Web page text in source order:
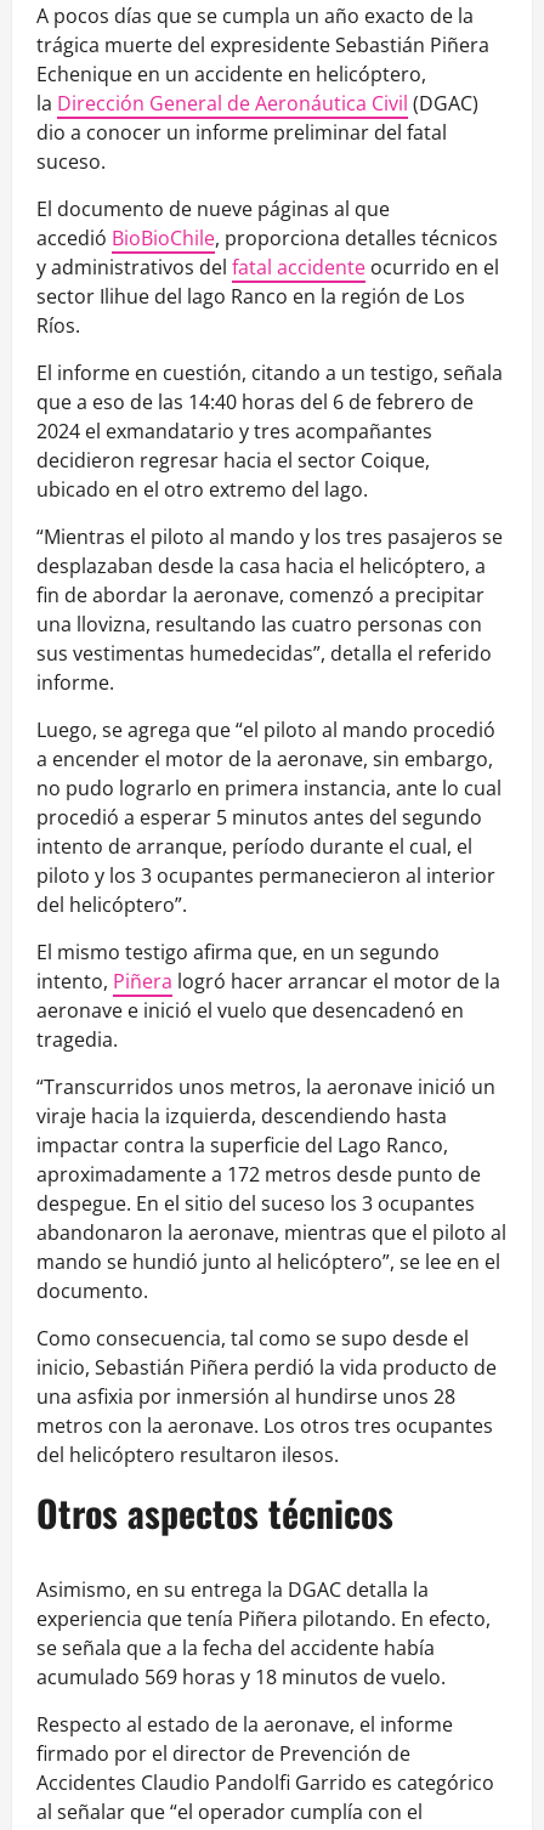
A pocos días que se cumpla un año exacto de la
trágica muerte del expresidente Sebastián Piñera
Echenique en un accidente en helicóptero,
la Dirección General de Aeronáutica Civil (DGAC)
dio a conocer un informe preliminar del fatal
suceso.
El documento de nueve páginas al que
accedió BioBioChile, proporciona detalles técnicos
y administrativos del fatal accidente ocurrido en el
sector Ilihue del lago Ranco en la región de Los
Ríos.
El informe en cuestión, citando a un testigo, señala
que a eso de las 14:40 horas del 6 de febrero de
2024 el exmandatario y tres acompañantes
decidieron regresar hacia el sector Coique,
ubicado en el otro extremo del lago.
“Mientras el piloto al mando y los tres pasajeros se
desplazaban desde la casa hacia el helicóptero, a
fin de abordar la aeronave, comenzó a precipitar
una llovizna, resultando las cuatro personas con
sus vestimentas humedecidas”, detalla el referido
informe.
Luego, se agrega que “el piloto al mando procedió
a encender el motor de la aeronave, sin embargo,
no pudo lograrlo en primera instancia, ante lo cual
procedió a esperar 5 minutos antes del segundo
intento de arranque, período durante el cual, el
piloto y los 3 ocupantes permanecieron al interior
del helicóptero”.
El mismo testigo afirma que, en un segundo
intento, Piñera logró hacer arrancar el motor de la
aeronave e inició el vuelo que desencadenó en
tragedia.
“Transcurridos unos metros, la aeronave inició un
viraje hacia la izquierda, descendiendo hasta
impactar contra la superficie del Lago Ranco,
aproximadamente a 172 metros desde punto de
despegue. En el sitio del suceso los 3 ocupantes
abandonaron la aeronave, mientras que el piloto al
mando se hundió junto al helicóptero”, se lee en el
documento.
Como consecuencia, tal como se supo desde el
inicio, Sebastián Piñera perdió la vida producto de
una asfixia por inmersión al hundirse unos 28
metros con la aeronave. Los otros tres ocupantes
del helicóptero resultaron ilesos.
Otros aspectos técnicos
Asimismo, en su entrega la DGAC detalla la
experiencia que tenía Piñera pilotando. En efecto,
se señala que a la fecha del accidente había
acumulado 569 horas y 18 minutos de vuelo.
Respecto al estado de la aeronave, el informe
firmado por el director de Prevención de
Accidentes Claudio Pandolfi Garrido es categórico
al señalar que “el operador cumplía con el